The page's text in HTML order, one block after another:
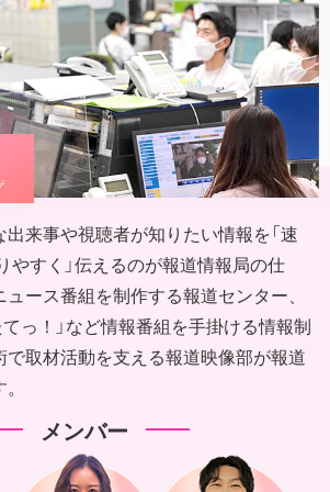
来事や視聴者が知りたい情報を「速
りやすく」伝えるのが報道情報局の仕
ース番組を制作する報道センター、
っ！」など情報番組を手掛ける情報制
で取材活動を支える報道映像部が報道
メンバー